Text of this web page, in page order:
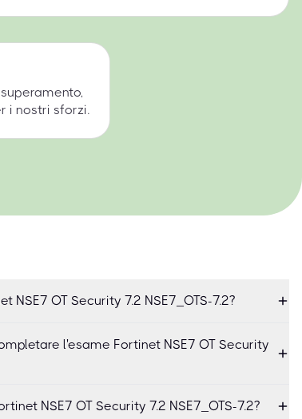
i nostri sforzi.
OT Security 7.2 NSE7_OTS-7.2?
l'esame Fortinet NSE7 OT Security
NSE7 OT Security 7.2 NSE7_OTS-7.2?